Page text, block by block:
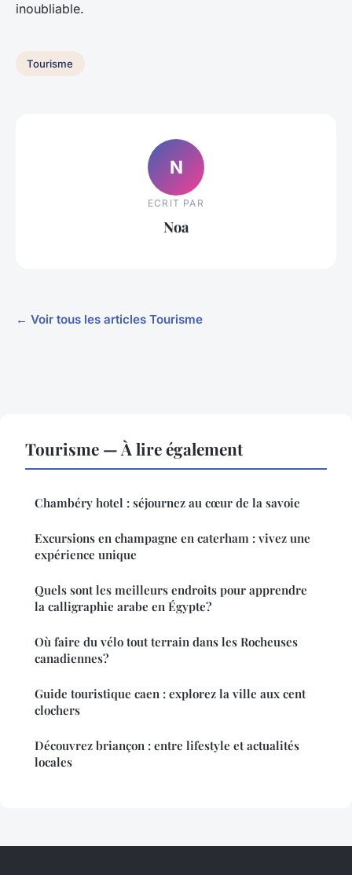
inoubliable.
Tourisme
N
ECRIT PAR
Noa
← Voir tous les articles Tourisme
Tourisme — À lire également
Chambéry hotel : séjournez au cœur de la savoie
Excursions en champagne en caterham : vivez une
expérience unique
Quels sont les meilleurs endroits pour apprendre
la calligraphie arabe en Égypte?
Où faire du vélo tout terrain dans les Rocheuses
canadiennes?
Guide touristique caen : explorez la ville aux cent
clochers
Découvrez briançon : entre lifestyle et actualités
locales